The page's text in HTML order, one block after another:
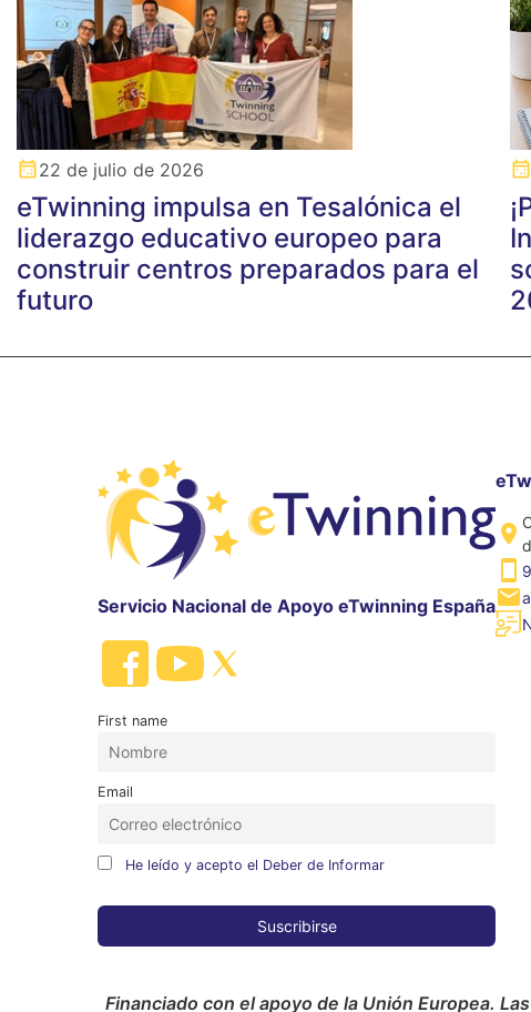
22 de julio de 2026
eTwinning impulsa en Tesalónica el
liderazgo educativo europeo para
construir centros preparados para el
futuro
Servicio Nacional de Apoyo eTwinning España
First name
Email
He leído y acepto el Deber de Informar
Financiado con el apoyo de la Unión Europea.